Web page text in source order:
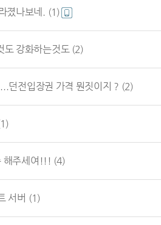
졌나보네. (1)
도 강화하는것도 (2)
던전입장권 가격 뭔짓이지 ? (2)
해주세여!!! (4)
서버 (1)